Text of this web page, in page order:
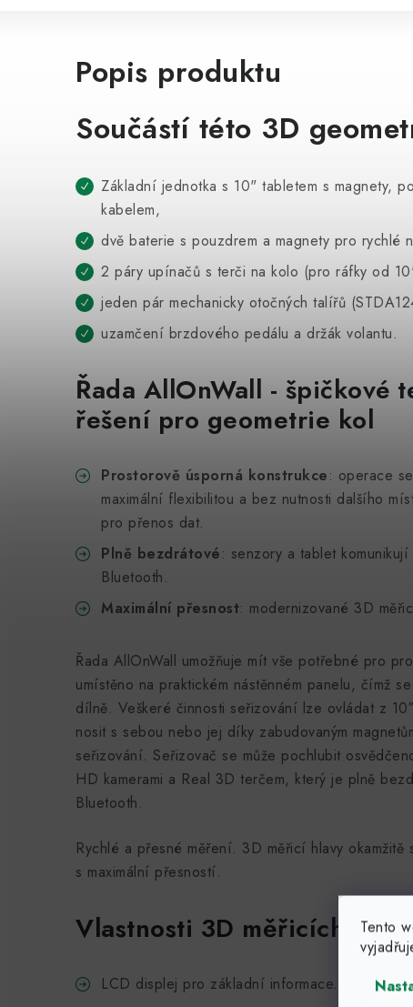
Tento
Popis produktu
Součástí této 3D
Základní jednotka s 10" tabletem s magnety,
kabelem,
dvě baterie s pouzdrem a magnety pro rychlé
2 páry upínačů s terči na kolo (pro ráfky od
jeden pár mechanicky otočných talířů
uzamčení brzdového pedálu a držák volantu.
Řada AllOnWall - špičkové
řešení pro geometrie kol
Prostorově úsporná konstrukce: operace
maximální flexibilitou a bez nutnosti dalšího
pro přenos dat.
Plně bezdrátové: senzory a tablet
Bluetooth.
Maximální přesnost: modernizované 3D
Řada AllOnWall umožňuje mít vše potřebné pro
umístěno na praktickém nástěnném panelu, čímž
dílně. Veškeré činnosti seřizování lze ovládat z
nosit s sebou nebo jej díky zabudovaným
seřizování. Seřizovač se může pochlubit
HD kamerami a Real 3D terčem, který je plně
Bluetooth.
Rychlé a přesné měření. 3D měřicí hlavy okamžitě
s maximální přesností.
Vlastnosti 3D měřicích hlav
LCD displej pro základní informace.